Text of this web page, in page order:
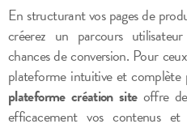
En structurant vos pages de
créerez un parcours
chances de conversion. Pour
plateforme intuitive et complète
plateforme création siteoffre
efficacement vos contenus